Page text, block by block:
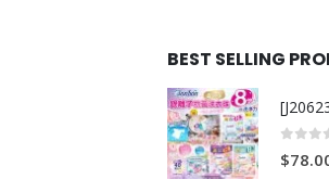
BEST SELLING
$